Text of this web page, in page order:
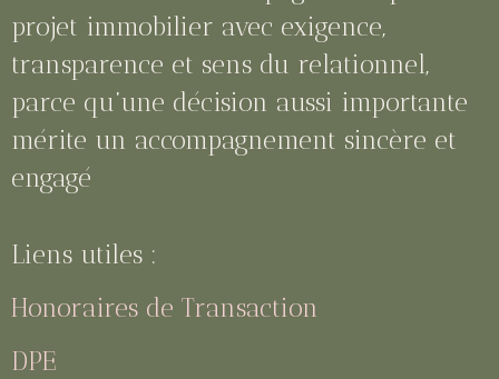
projet immobilier avec exigence,
transparence et sens du relationnel,
parce qu’une décision aussi importante
mérite un accompagnement sincère et
engagé
Liens utiles :
Honoraires de Transaction
DPE